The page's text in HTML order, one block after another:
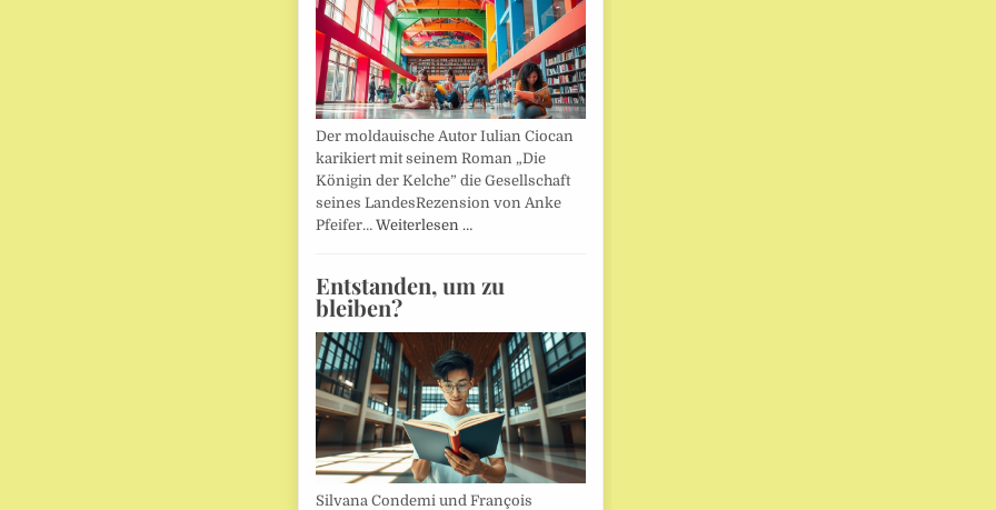
Der moldauische Autor Iulian Ciocan
karikiert mit seinem Roman „Die
Königin der Kelche” die Gesellschaft
seines LandesRezension von Anke
Pfeifer… Weiterlesen …
Entstanden, um zu
bleiben?
Silvana Condemi und François